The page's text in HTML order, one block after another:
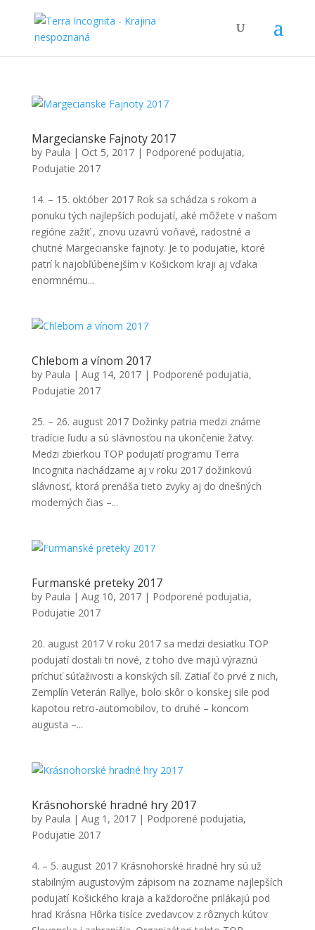
Margecianske Fajnoty 2017
by Paula | Oct 5, 2017| Podporené podujatia,
Podujatie 2017
14. – 15. október 2017 Rok sa schádza s rokom a
ponuku tých najlepších podujatí, aké môžete v našom
regióne zažiť , znovu uzavrú voňavé, radostné a
chutné Margecianske fajnoty. Je to podujatie, ktoré
patrí k najobľúbenejším v Košickom kraji aj vďaka
enormnému...
Chlebom a vínom 2017
by Paula | Aug 14, 2017| Podporené podujatia,
Podujatie 2017
25. – 26. august 2017 Dožinky patria medzi známe
tradície ľudu a sú slávnosťou na ukončenie žatvy.
Medzi zbierkou TOP podujatí programu Terra
Incognita nachádzame aj v roku 2017 dožinkovú
slávnosť, ktorá prenáša tieto zvyky aj do dnešných
moderných čias –...
Furmanské preteky 2017
by Paula | Aug 10, 2017| Podporené podujatia,
Podujatie 2017
20. august 2017 V roku 2017 sa medzi desiatku TOP
podujatí dostali tri nové, z toho dve majú výraznú
príchuť súťaživosti a konských síl. Zatiaľ čo prvé z nich,
Zemplín Veterán Rallye, bolo skôr o konskej sile pod
kapotou retro-automobilov, to druhé – koncom
augusta –...
Krásnohorské hradné hry 2017
by Paula | Aug 1, 2017| Podporené podujatia,
Podujatie 2017
4. – 5. august 2017 Krásnohorské hradné hry sú už
stabilným augustovým zápisom na zozname najlepších
podujatí Košického kraja a každoročne prilákajú pod
hrad Krásna Hôrka tisíce zvedavcov z rôznych kútov